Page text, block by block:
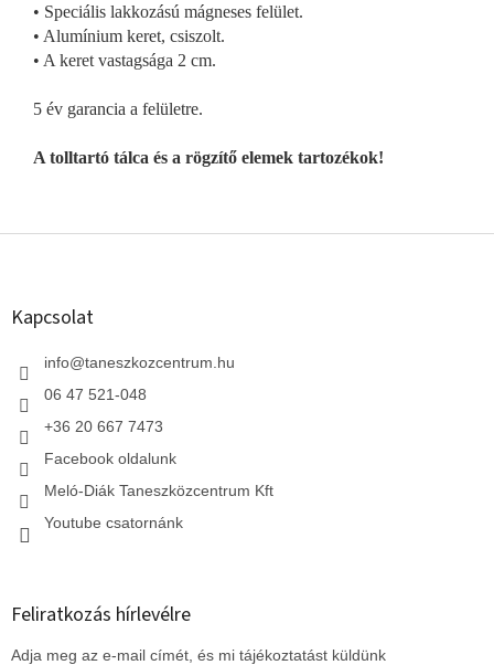
• Speciális lakkozású mágneses felület.
• Alumínium keret, csiszolt.
• A keret vastagsága 2 cm.
5 év garancia a felületre.
A tolltartó tálca és a rögzítő elemek tartozékok!
L
Kapcsolat
info@taneszkozcentrum.hu
06 47 521-048
+36 20 667 7473
Facebook oldalunk
Meló-Diák Taneszközcentrum Kft
Youtube csatornánk
Feliratkozás hírlevélre
Adja meg az e-mail címét, és mi tájékoztatást küldünk